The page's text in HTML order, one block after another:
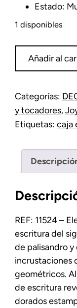
Estado:
1 disponibles
Añadir al
Categorías:
y tocadores,
Etiquetas: caja
REF: 11524 –
escritura del
de palisandro
incrustaciones
geométricos.
de escritura
dorados